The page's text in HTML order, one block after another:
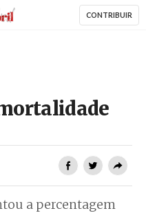
CONTRIBUIR
a percentagem